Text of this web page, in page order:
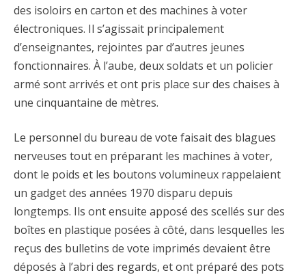
des isoloirs en carton et des machines à voter
électroniques. Il s’agissait principalement
d’enseignantes, rejointes par d’autres jeunes
fonctionnaires. À l’aube, deux soldats et un policier
armé sont arrivés et ont pris place sur des chaises à
une cinquantaine de mètres.
Le personnel du bureau de vote faisait des blagues
nerveuses tout en préparant les machines à voter,
dont le poids et les boutons volumineux rappelaient
un gadget des années 1970 disparu depuis
longtemps. Ils ont ensuite apposé des scellés sur des
boîtes en plastique posées à côté, dans lesquelles les
reçus des bulletins de vote imprimés devaient être
déposés à l’abri des regards, et ont préparé des pots